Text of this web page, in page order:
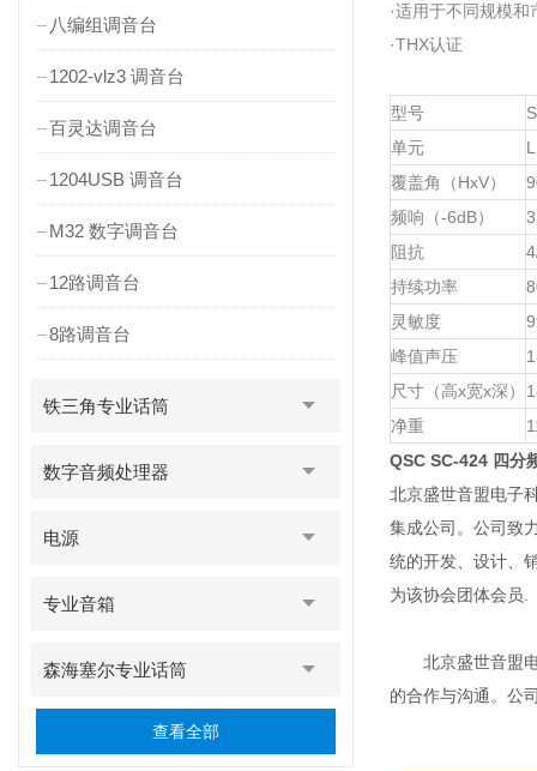
八编组调音台
1202-vlz3 调音台
百灵达调音台
1204USB 调音台
M32 数字调音台
12路调音台
8路调音台
铁三角专业话筒
数字音频处理器
电源
专业音箱
森海塞尔专业话筒
查看全部
·适用于不同规模
·THX认证
型号
单元
覆盖角（HxV）
频响（-6dB）
阻抗
持续功率
灵敏度
峰值声压
尺寸（高x宽x深）
净重
QSC SC-424 四分
北京盛世音盟电子
集成公司。公司致
统的开发、设计、
为该协会团体会员.
北京盛世音盟电
的合作与沟通。公